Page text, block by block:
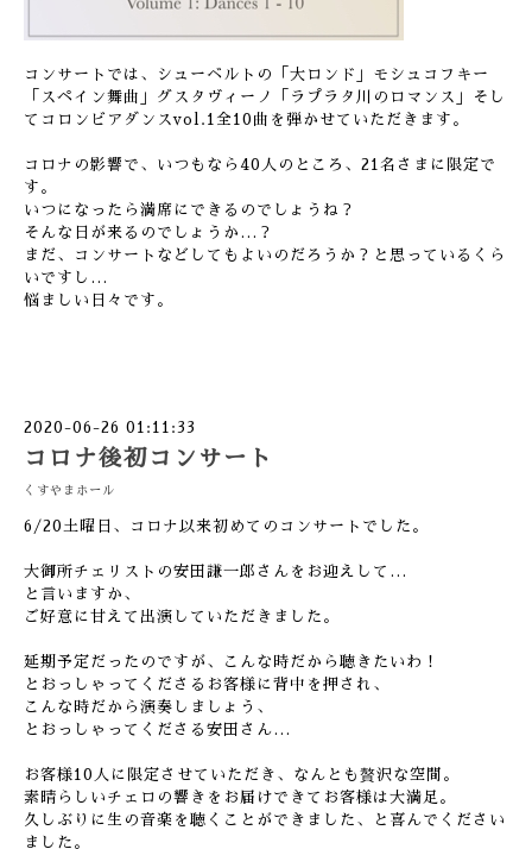
コンサートでは、シューベルトの「大ロンド」モシュコフキー
「スペイン舞曲」グスタヴィーノ「ラプラタ川のロマンス」そし
てコロンビアダンスvol.1全10曲を弾かせていただきます。
コロナの影響で、いつもなら40人のところ、21名さまに限定で
す。
いつになったら満席にできるのでしょうね？
そんな日が来るのでしょうか…？
まだ、コンサートなどしてもよいのだろうか？と思っているくら
いですし…
悩ましい日々です。
2020-06-26 01:11:33
コロナ後初コンサート
くすやまホール
6/20土曜日、コロナ以来初めてのコンサートでした。
大御所チェリストの安田謙一郎さんをお迎えして…
と言いますか、
ご好意に甘えて出演していただきました。
延期予定だったのですが、こんな時だから聴きたいわ！
とおっしゃってくださるお客様に背中を押され、
こんな時だから演奏しましょう、
とおっしゃってくださる安田さん…
お客様10人に限定させていただき、なんとも贅沢な空間。
素晴らしいチェロの響きをお届けできてお客様は大満足。
久しぶりに生の音楽を聴くことができました、と喜んでください
ました。